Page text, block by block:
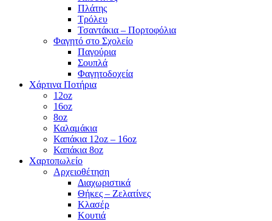
Πλάτης
Τρόλευ
Τσαντάκια – Πορτοφόλια
Φαγητό στο Σχολείο
Παγούρια
Σουπλά
Φαγητοδοχεία
Χάρτινα Ποτήρια
12oz
16oz
8oz
Καλαμάκια
Καπάκια 12oz – 16oz
Καπάκια 8oz
Χαρτοπωλείο
Αρχειοθέτηση
Διαχωριστικά
Θήκες – Ζελατίνες
Κλασέρ
Κουτιά